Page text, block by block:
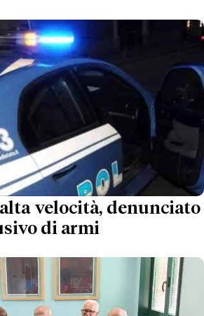
velocità, denunciato
di armi